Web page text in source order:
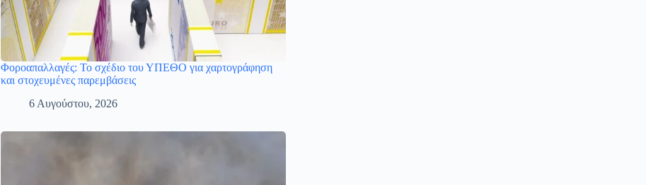
Φοροαπαλλαγές: Το σχέδιο του ΥΠΕΘΟ για χαρτογράφηση
και στοχευμένες παρεμβάσεις
6 Αυγούστου, 2026